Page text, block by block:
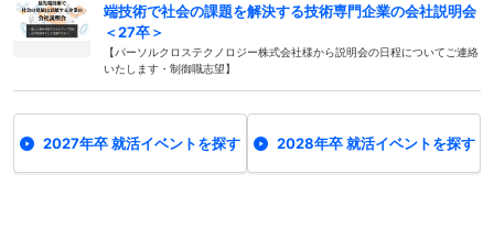
端技術で社会の課題を解決する技術専門企業の会社説明会
＜27卒＞
【パーソルクロステクノロジー株式会社様から説明会の日程についてご連絡
いたします・制御職志望】
2027年卒 就活イベントを探す 2028年卒 就活イベントを探す